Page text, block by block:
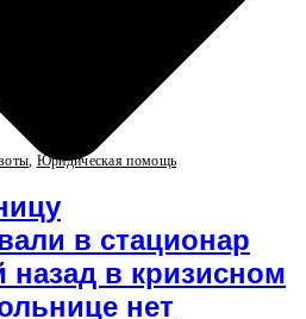
, Юридическая помощь
в стационар
назад в кризисном
нет